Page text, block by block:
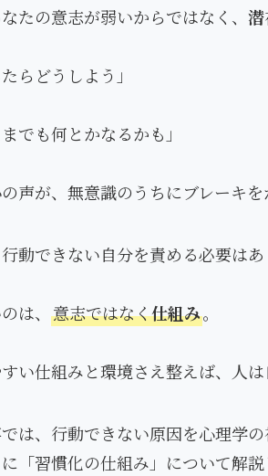
たの意志が弱いからではなく、
たらどうしよう」
までも何とかなるかも」
声が、無意識のうちにブレーキを
動できない自分を責める必要はあ
は、 意志ではなく仕組み。
い仕組みと環境さえ整えば、人
は、行動できない原因を心理学
「習慣化の仕組み」について解説